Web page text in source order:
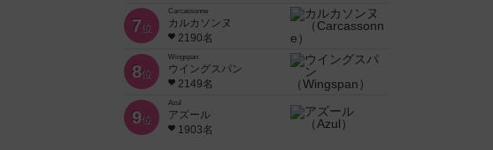
7位
Carcassonne
カルカソンヌ
2190名
8位
Wingspan
ウイングスパン
2149名
9位
Azul
アズール
1903名